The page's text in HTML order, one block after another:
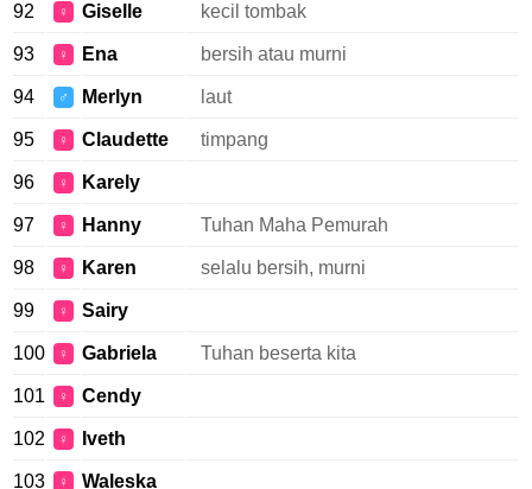
92 ♀ Giselle kecil tombak
93 ♀ Ena bersih atau murni
94 ♂ Merlyn laut
95 ♀ Claudette timpang
96 ♀ Karely
97 ♀ Hanny Tuhan Maha Pemurah
98 ♀ Karen selalu bersih, murni
99 ♀ Sairy
100 ♀ Gabriela Tuhan beserta kita
101 ♀ Cendy
102 ♀ Iveth
103 ♀ Waleska